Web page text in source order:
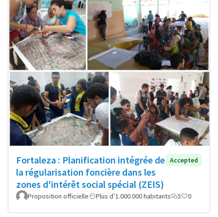
Fortaleza : Planification intégrée de
la régularisation foncière dans les
zones d'intérêt social spécial (ZEIS)
Accepted
Proposition officielle Plus d’1.000.000 habitants 5 0